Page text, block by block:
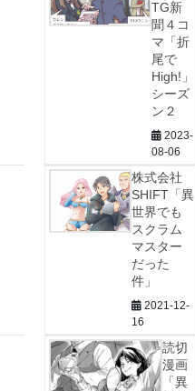
TG新
聞４コ
マ「折
尾で
High!」
シーズ
ン２
2023-
08-06
株式会社
SHIFT「異
世界でも
スクラム
マスター
だった
件」
2021-12-
16
読切
漫画
「異